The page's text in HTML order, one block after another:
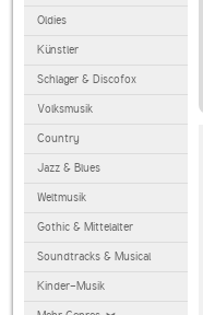
Oldies
Künstler
Schlager & Discofox
Volksmusik
Country
Jazz & Blues
Weltmusik
Gothic & Mittelalter
Soundtracks & Musical
Kinder-Musik